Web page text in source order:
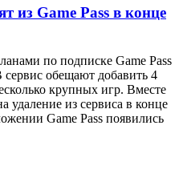
из Game Pass в конце
по подписке Game Pass
обещают добавить 4
крупных игр. Вместе
удаление из сервиса в конце
Game Pass появились